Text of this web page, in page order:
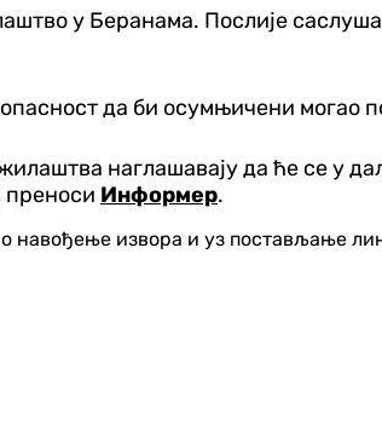
у Беранама. Послије
да би осумњичени
наглашавају да ће се у
преноси Информер.
навођење извора и уз постављање